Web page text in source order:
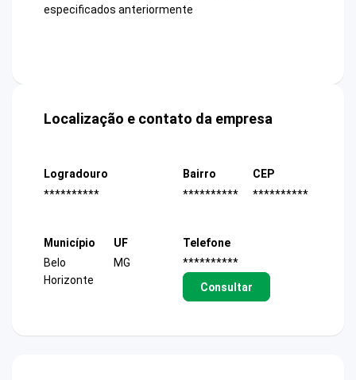
especificados anteriormente
Localização e contato da empresa
Logradouro
**********
Bairro
**********
CEP
**********
Município
Belo
Horizonte
UF
MG
Telefone
**********
Consultar